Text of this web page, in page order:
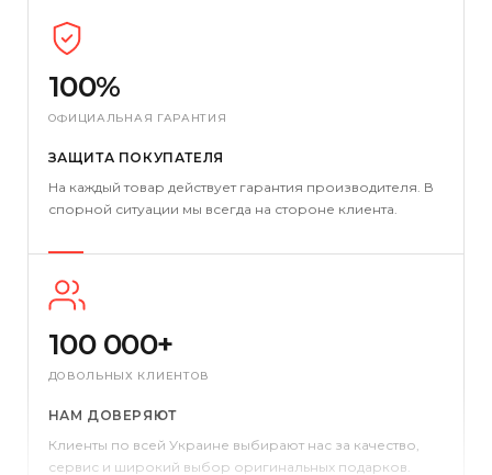
100%
ОФИЦИАЛЬНАЯ ГАРАНТИЯ
ЗАЩИТА ПОКУПАТЕЛЯ
На каждый товар действует гарантия производителя. В
спорной ситуации мы всегда на стороне клиента.
100 000+
ДОВОЛЬНЫХ КЛИЕНТОВ
НАМ ДОВЕРЯЮТ
Клиенты по всей Украине выбирают нас за качество,
сервис и широкий выбор оригинальных подарков.